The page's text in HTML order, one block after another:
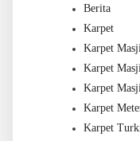
Berita
Karpet
Karpet
Karpet
Karpet
Karpet
Karpet